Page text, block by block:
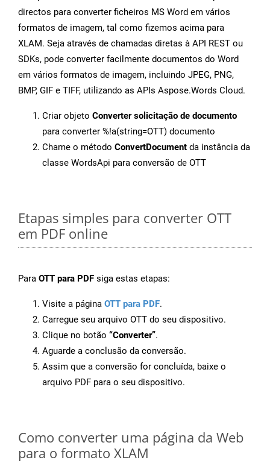
directos para converter ficheiros MS Word em vários
formatos de imagem, tal como fizemos acima para
XLAM. Seja através de chamadas diretas à API REST ou
SDKs, pode converter facilmente documentos do Word
em vários formatos de imagem, incluindo JPEG, PNG,
BMP, GIF e TIFF, utilizando as APIs Aspose.Words Cloud.
Criar objeto Converter solicitação de documento
para converter %!a(string=OTT) documento
Chame o método ConvertDocument da instância da
classe WordsApi para conversão de OTT
Etapas simples para converter OTT
em PDF online
Para OTT para PDF siga estas etapas:
Visite a página OTT para PDF.
Carregue seu arquivo OTT do seu dispositivo.
Clique no botão “Converter”.
Aguarde a conclusão da conversão.
Assim que a conversão for concluída, baixe o
arquivo PDF para o seu dispositivo.
Como converter uma página da Web
para o formato XLAM